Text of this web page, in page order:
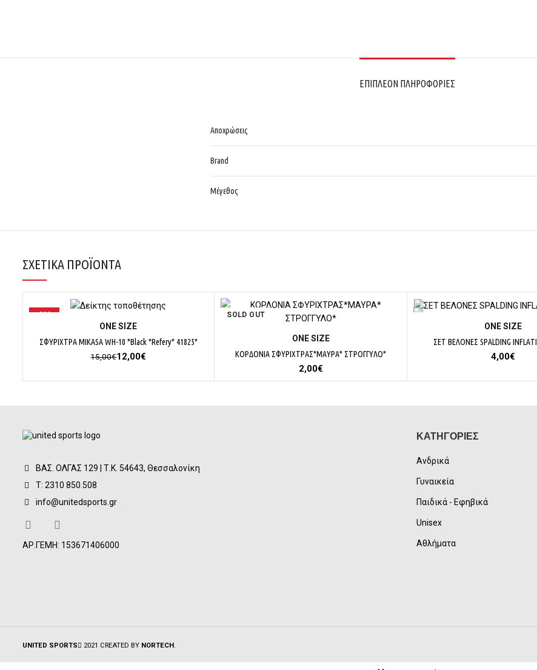
ΕΠΙΠΛΈΟΝ ΠΛΗΡΟΦΟΡΊΕΣ
Αποχρώσεις
Brand
Μέγεθος
ΣΧΕΤΙΚΆ ΠΡΟΪΌΝΤΑ
-20%
ΕΠΙΛΟΓΉ
ΟΝΕ SΙΖΕ
ΣΦΥΡΙΧΤΡΑ MIKASA WH-10 *Black *Refery* 41825*
15,00€Original
was:
12,00€
τιμή
SOLD OUT
ΕΠΙΛΟΓΉ
ΟΝΕ SΙΖΕ
ΚΟΡΔΟΝΙΑ ΣΦΥΡΙΧΤΡΑΣ*ΜΑΥΡΑ* ΣΤΡΟΓΓΥΛΟ*
2,00€
ΕΠΙΛΟΓΉ
ΟΝΕ SΙΖΕ
ΣΕΤ ΒΕΛΟΝΕΣ SPALDING
4,00€
ΒΑΣ. ΟΛΓΑΣ 129 | Τ.Κ. 54643, Θεσσαλονίκη
Τ: 2310 850.508
info@unitedsports.gr
ΑΡ.ΓΕΜΗ: 153671406000
ΚΑΤΗΓΟΡΙΕΣ
Ανδρικά
Γυναικεία
Παιδικά - Εφηβικά
Unisex
Αθλήματα
UNITED SPORTS 2021 CREATED BY NORTECH.